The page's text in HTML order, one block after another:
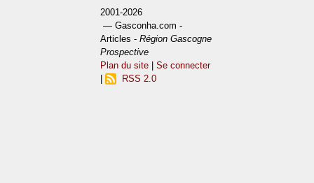
2001-2026
— Gasconha.com -
Articles -Région Gascogne
Prospective
Plan du site |Se connecter
RSS 2.0